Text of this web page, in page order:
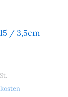
/ 3,5cm